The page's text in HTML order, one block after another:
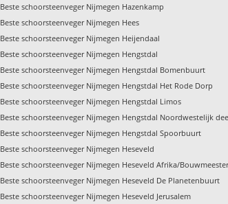
Beste schoorsteenveger Nijmegen Hazenkamp
Beste schoorsteenveger Nijmegen Hees
Beste schoorsteenveger Nijmegen Heijendaal
Beste schoorsteenveger Nijmegen Hengstdal
Beste schoorsteenveger Nijmegen Hengstdal Bomenbuurt
Beste schoorsteenveger Nijmegen Hengstdal Het Rode Dorp
Beste schoorsteenveger Nijmegen Hengstdal Limos
Beste schoorsteenveger Nijmegen Hengstdal Noordwestelijk
Beste schoorsteenveger Nijmegen Hengstdal Spoorbuurt
Beste schoorsteenveger Nijmegen Heseveld
Beste schoorsteenveger Nijmegen Heseveld Afrika/
Beste schoorsteenveger Nijmegen Heseveld De Planetenbuurt
Beste schoorsteenveger Nijmegen Heseveld Jerusalem